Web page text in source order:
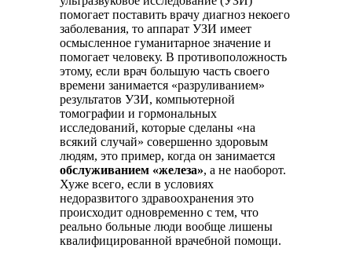
помогает поставить врачу диагноз некоего
заболевания, то аппарат УЗИ имеет
осмысленное гуманитарное значение и
помогает человеку. В противоположность
этому, если врач большую часть своего
времени занимается «разруливанием»
результатов УЗИ, компьютерной
томографии и гормональных
исследований, которые сделаны «на
всякий случай» совершенно здоровым
людям, это пример, когда он занимается
обслуживанием «железа», а не наоборот.
Хуже всего, если в условиях
недоразвитого здравоохранения это
происходит одновременно с тем, что
реально больные люди вообще лишены
квалифицированной врачебной помощи.